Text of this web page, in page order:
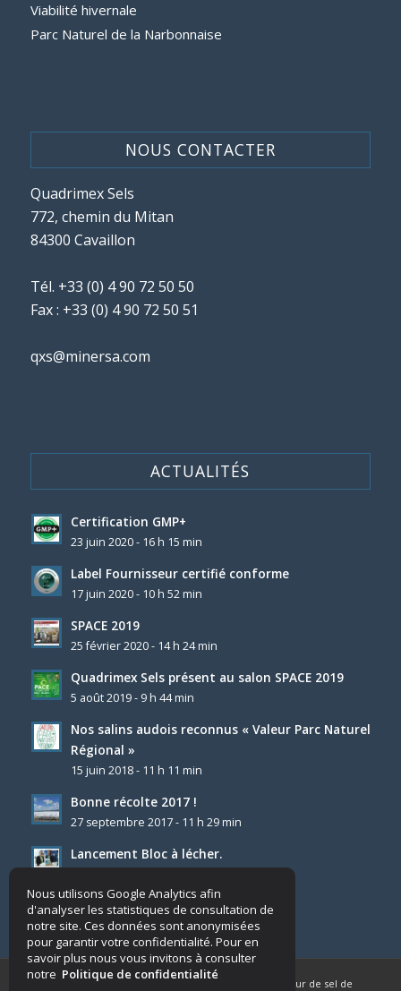
Viabilité hivernale
Parc Naturel de la Narbonnaise
NOUS CONTACTER
Quadrimex Sels
772, chemin du Mitan
84300 Cavaillon
Tél. +33 (0) 4 90 72 50 50
Fax : +33 (0) 4 90 72 50 51
qxs@minersa.com
ACTUALITÉS
Certification GMP+
23 juin 2020 - 16 h 15 min
Label Fournisseur certifié conforme
17 juin 2020 - 10 h 52 min
SPACE 2019
25 février 2020 - 14 h 24 min
Quadrimex Sels présent au salon SPACE 2019
5 août 2019 - 9 h 44 min
Nos salins audois reconnus « Valeur Parc Naturel
Régional »
15 juin 2018 - 11 h 11 min
Bonne récolte 2017 !
27 septembre 2017 - 11 h 29 min
Lancement Bloc à lécher.
© Copyright - Quadrimex Sels - Producteur & fournisseur de sel de
Nous utilisons Google Analytics afin
d'analyser les statistiques de consultation de
notre site. Ces données sont anonymisées
pour garantir votre confidentialité. Pour en
savoir plus nous vous invitons à consulter
notre Politique de confidentialité